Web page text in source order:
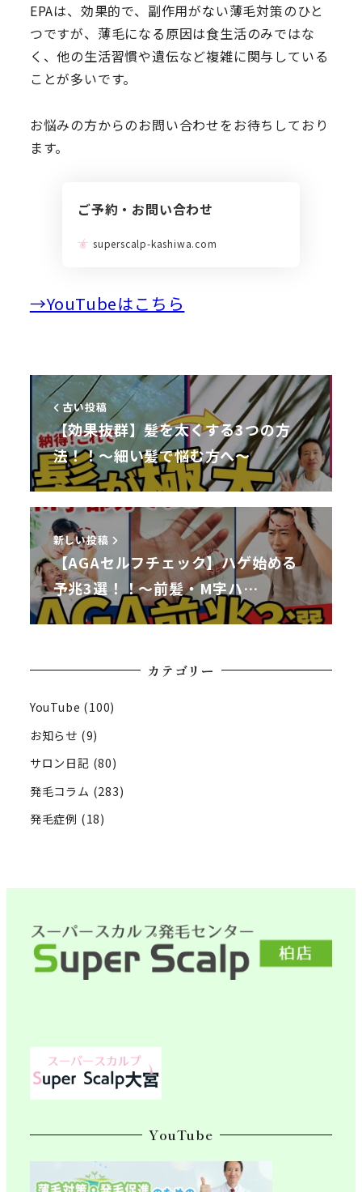
EPAは、効果的で、副作用がない薄毛対策のひと
つですが、薄毛になる原因は食生活のみではな
く、他の生活習慣や遺伝など複雑に関与している
ことが多いです。
お悩みの方からのお問い合わせをお待ちしており
ます。
ご予約・お問い合わせ
superscalp-kashiwa.com
→YouTubeはこちら
古い投稿
【効果抜群】髪を太くする3つの方
法！！～細い髪で悩む方へ～
新しい投稿
【AGAセルフチェック】ハゲ始める
予兆3選！！～前髪・M字ハ…
カテゴリー
YouTube (100)
お知らせ (9)
サロン日記 (80)
発毛コラム (283)
発毛症例 (18)
YouTube